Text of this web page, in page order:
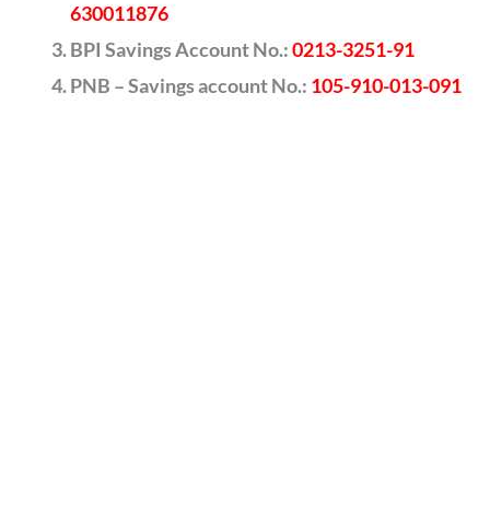
630011876
BPI Savings Account No.:0213-3251-91
PNB – Savings account No.: 105-910-013-091